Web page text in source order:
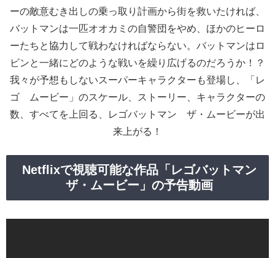
ーの敵意むき出しの乗っ取り計画から街を救いたければ、
バットマンは一匹オオカミの自警団をやめ、ほかのヒーロ
ーたちと協力して戦わなければならない。バットマンはロ
ビンと一緒にどのような戦いを繰り広げるのだろうか！？
我々が予想もしないスーパーキャラクターも登場し、「レ
ゴ ムービー」のスケール、ストーリー、キャラクターの
数、すべてを上回る、レゴバットマン ザ・ムービーが出
来上がる！
Netflixで視聴可能な作品「レゴバットマン
ザ・ムービー」の予告動画